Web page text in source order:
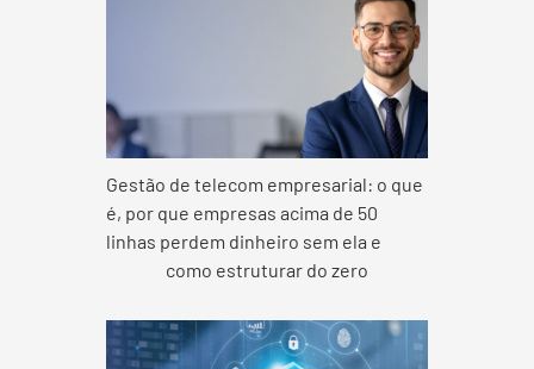
Gestão de telecom empresarial: o que
é, por que empresas acima de 50
linhas perdem dinheiro sem ela e
como estruturar do zero